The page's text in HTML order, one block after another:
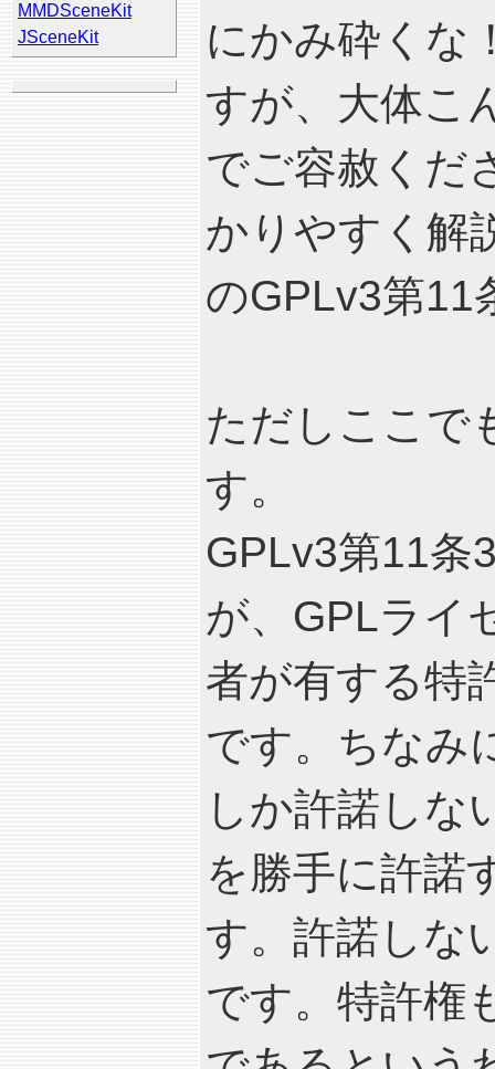
MMDSceneKit
JSceneKit
にかみ砕くな
すが、大体こ
でご容赦くだ
かりやすく解
のGPLv3第11
ただしここで
す。
GPLv3第11条
が、GPLライ
者が有する特
です。ちなみ
しか許諾しな
を勝手に許諾
す。許諾しな
です。特許権